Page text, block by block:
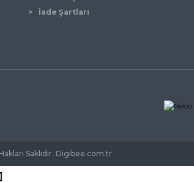
İade Şartları
Saklıdır. Digibee.com.tr